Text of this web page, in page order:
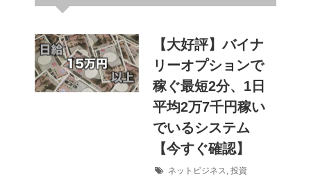
【大好評】バイナ
リーオプションで
稼ぐ最短2分、1日
平均2万7千円稼い
でいるシステム
【今すぐ確認】
ネットビジネス, 投資